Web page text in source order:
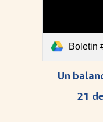
Boletin
Un
21